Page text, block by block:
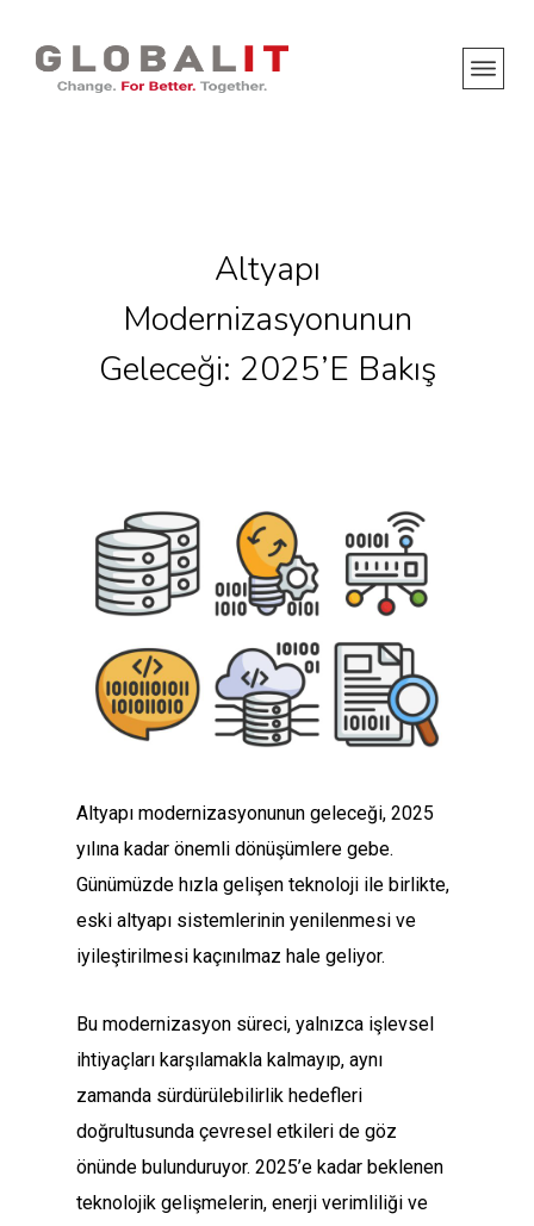
Altyapı
Modernizasyonunun
Geleceği: 2025’e Bakış
Altyapı modernizasyonunun geleceği, 2025
yılına kadar önemli dönüşümlere gebe.
Günümüzde hızla gelişen teknoloji ile birlikte,
eski altyapı sistemlerinin yenilenmesi ve
iyileştirilmesi kaçınılmaz hale geliyor.
Bu modernizasyon süreci, yalnızca işlevsel
ihtiyaçları karşılamakla kalmayıp, aynı
zamanda sürdürülebilirlik hedefleri
doğrultusunda çevresel etkileri de göz
önünde bulunduruyor. 2025’e kadar beklenen
teknolojik gelişmelerin, enerji verimliliği ve